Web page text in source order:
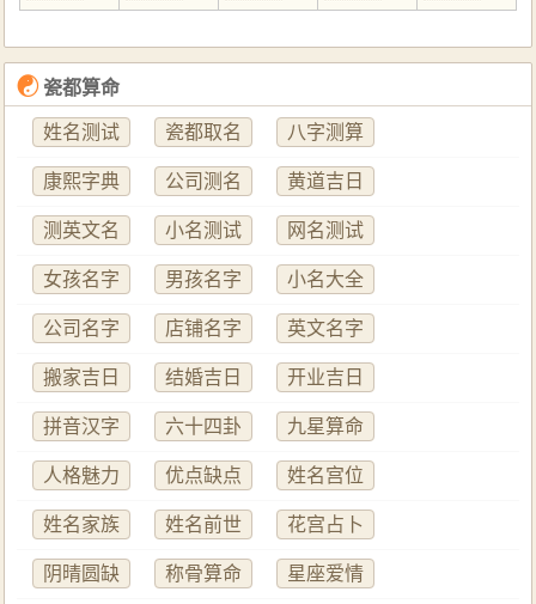
☯瓷都算命
姓名测试 瓷都取名 八字测算
康熙字典 公司测名 黄道吉日
测英文名 小名测试 网名测试
女孩名字 男孩名字 小名大全
公司名字 店铺名字 英文名字
搬家吉日 结婚吉日 开业吉日
拼音汉字 六十四卦 九星算命
人格魅力 优点缺点 姓名宫位
姓名家族 姓名前世 花宫占卜
阴晴圆缺 称骨算命 星座爱情